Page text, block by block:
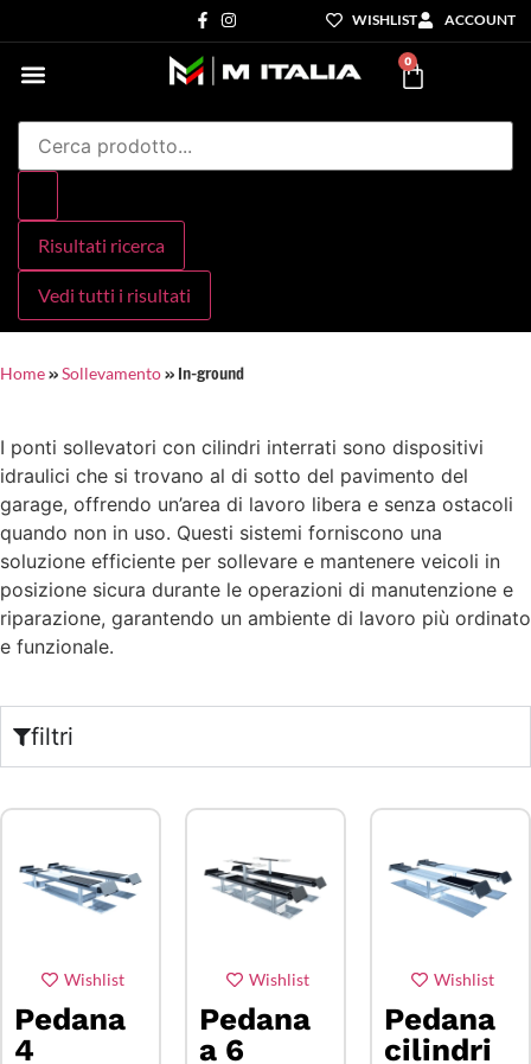
WISHLIST ACCOUNT
0
Risultati ricerca
Vedi tutti i risultati
Home»Sollevamento» In-ground
I ponti sollevatori con cilindri interrati sono dispositivi
idraulici che si trovano al di sotto del pavimento del
garage, offrendo un’area di lavoro libera e senza ostacoli
quando non in uso. Questi sistemi forniscono una
soluzione efficiente per sollevare e mantenere veicoli in
posizione sicura durante le operazioni di manutenzione e
riparazione, garantendo un ambiente di lavoro più ordinato
e funzionale.
filtri
Wishlist
Pedana
4
Wishlist
Pedana
a 6
Wishlist
Pedana
cilindri